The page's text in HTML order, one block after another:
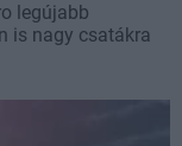
legújabb
is nagy csatákra